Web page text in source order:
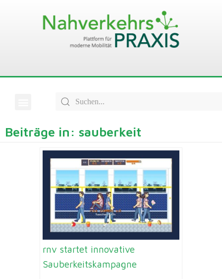
Beiträge in: sauberkeit
rnv startet innovative
Sauberkeitskampagne